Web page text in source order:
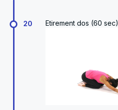
20 Etirement dos (60 sec)